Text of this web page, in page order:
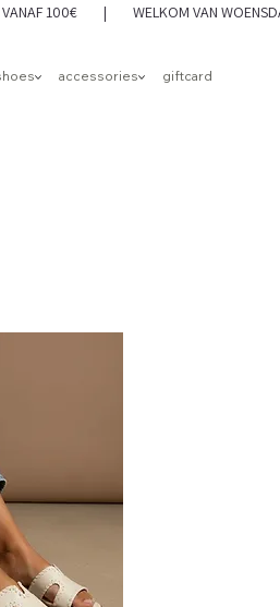
100€ | WELKOM VAN
accessories giftcard